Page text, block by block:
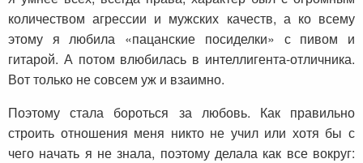
количеством агрессии и мужских качеств, а ко всему
этому я любила «пацанские посиделки» с пивом и
гитарой. А потом влюбилась в интеллигента-отличника.
Вот только не совсем уж и взаимно.
Поэтому стала бороться за любовь. Как правильно
строить отношения меня никто не учил или хотя бы с
чего начать я не знала, поэтому делала как все вокруг: